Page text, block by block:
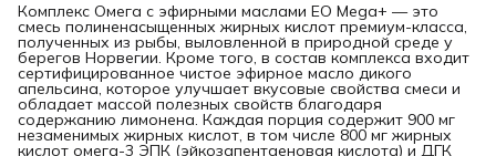
Комплекс Омега с эфирными маслами EO Mega+ — это
смесь полиненасыщенных жирных кислот премиум-класса,
полученных из рыбы, выловленной в природной среде у
берегов Норвегии. Кроме того, в состав комплекса входит
сертифицированное чистое эфирное масло дикого
апельсина, которое улучшает вкусовые свойства смеси и
обладает массой полезных свойств благодаря
содержанию лимонена. Каждая порция содержит 900 мг
незаменимых жирных кислот, в том числе 800 мг жирных
кислот омега-3 ЭПК (эйкозапентаеновая кислота) и ДГК